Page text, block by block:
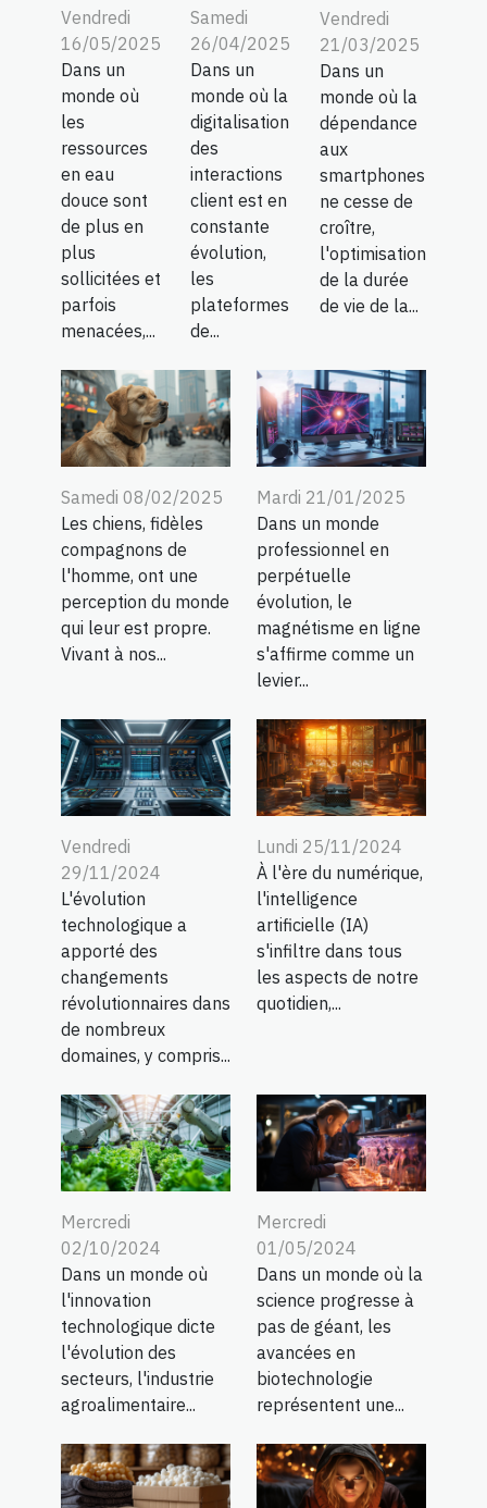
Vendredi
16/05/2025
Dans un
monde où
les
ressources
en eau
douce sont
de plus en
plus
sollicitées et
parfois
menacées,...
Samedi
26/04/2025
Dans un
monde où la
digitalisation
des
interactions
client est en
constante
évolution,
les
plateformes
de...
Vendredi
21/03/2025
Dans un
monde où la
dépendance
aux
smartphones
ne cesse de
croître,
l'optimisation
de la durée
de vie de la...
Samedi 08/02/2025
Les chiens, fidèles
compagnons de
l'homme, ont une
perception du monde
qui leur est propre.
Vivant à nos...
Mardi 21/01/2025
Dans un monde
professionnel en
perpétuelle
évolution, le
magnétisme en ligne
s'affirme comme un
levier...
Vendredi
29/11/2024
L'évolution
technologique a
apporté des
changements
révolutionnaires dans
de nombreux
domaines, y compris...
Lundi 25/11/2024
À l'ère du numérique,
l'intelligence
artificielle (IA)
s'infiltre dans tous
les aspects de notre
quotidien,...
Mercredi
02/10/2024
Dans un monde où
l'innovation
technologique dicte
l'évolution des
secteurs, l'industrie
agroalimentaire...
Mercredi
01/05/2024
Dans un monde où la
science progresse à
pas de géant, les
avancées en
biotechnologie
représentent une...